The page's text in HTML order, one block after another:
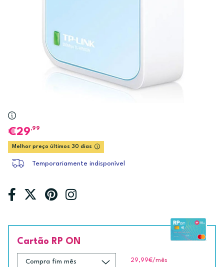
29,99
Melhor preço últimos 30 dias
Temporariamente indisponível
Cartão RP ON
29,99€/mês